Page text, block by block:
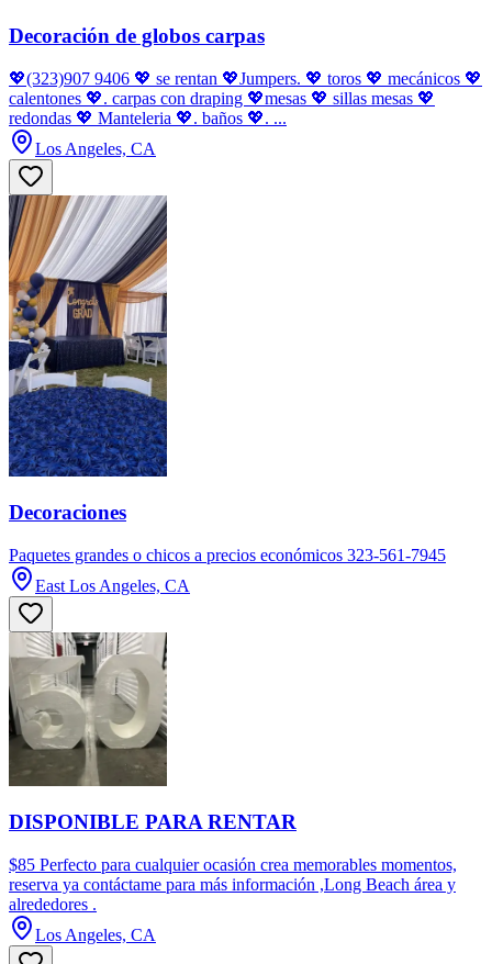
Decoración de globos carpas
💖(323)907 9406 💖 se rentan 💖Jumpers. 💖 toros 💖 mecánicos 💖
calentones 💖. carpas con draping 💖mesas 💖 sillas mesas 💖
redondas 💖 Manteleria 💖. baños 💖. ...
Los Angeles, CA
Decoraciones
Paquetes grandes o chicos a precios económicos 323-561-7945
East Los Angeles, CA
DISPONIBLE PARA RENTAR
$85 Perfecto para cualquier ocasión crea memorables momentos,
reserva ya contáctame para más información ,Long Beach área y
alrededores .
Los Angeles, CA